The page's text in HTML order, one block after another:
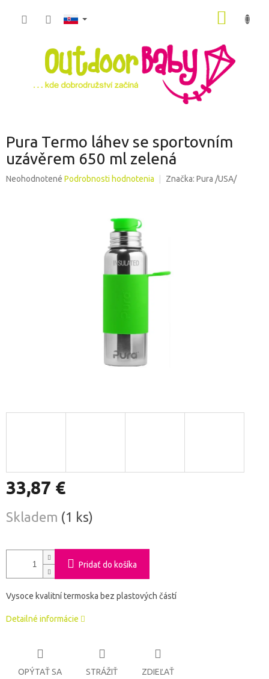
Pura Termo láhev se sportovním
uzávěrem 650 ml zelená
Priemerné
Neohodnotené Podrobnosti hodnotenia Značka: Pura /USA/
33,87 €
cena:
Skladem (1 ks)
Pridať do košíka
Vysoce kvalitní termoska bez plastových částí
Detailné informácie
OPÝTAŤ SA STRÁŽIŤ ZDIEĽAŤ